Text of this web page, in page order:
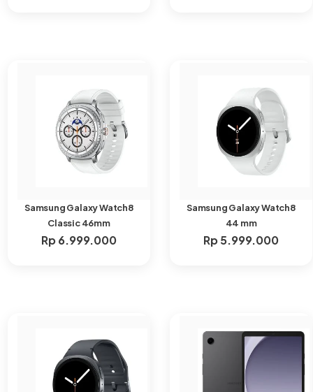
Samsung Galaxy Watch8
Classic 46mm
Rp6.999.000
Samsung Galaxy Watch8
44 mm
Rp5.999.000